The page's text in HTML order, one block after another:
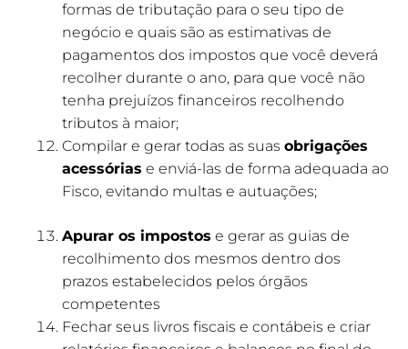
formas de tributação para o seu tipo de
negócio e quais são as estimativas de
pagamentos dos impostos que você deverá
recolher durante o ano, para que você não
tenha prejuízos financeiros recolhendo
tributos à maior;
Compilar e gerar todas as suas obrigações
acessórias e enviá-las de forma adequada ao
Fisco, evitando multas e autuações;
Apurar os impostos e gerar as guias de
recolhimento dos mesmos dentro dos
prazos estabelecidos pelos órgãos
competentes
Fechar seus livros fiscais e contábeis e criar